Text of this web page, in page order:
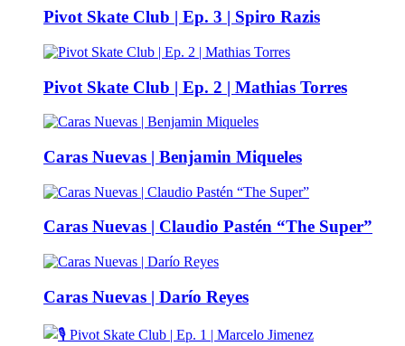
Pivot Skate Club | Ep. 3 | Spiro Razis
Pivot Skate Club | Ep. 2 | Mathias Torres
Caras Nuevas | Benjamin Miqueles
Caras Nuevas | Claudio Pastén “The Super”
Caras Nuevas | Darío Reyes